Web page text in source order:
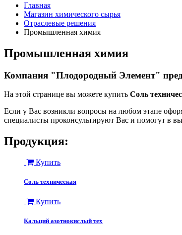
Главная
Магазин химического сырья
Отраслевые решения
Промышленная химия
Промышленная химия
Компания "Плодородный Элемент"
На этой странице вы можете купить Соль
Если у Вас возникли вопросы на любом этапе
специалисты проконсультируют Вас и помогут в
Продукция:
Купить
Соль техническая
Купить
Кальций азотнокислый тех